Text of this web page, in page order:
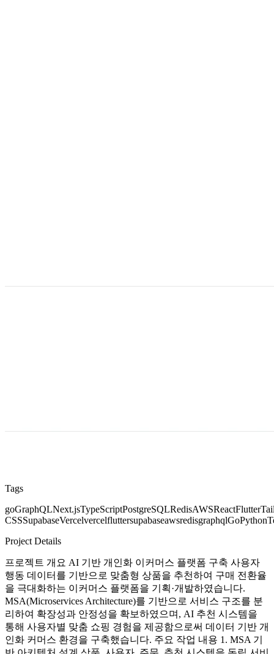
Tags
goGraphQLNext.jsTypeScriptPostgreSQLRedisAWSReactFlutter
CSSSupabaseVercelvercelfluttersupabaseawsredisgraphqlGoPython
Project Details
프로젝트 개요 AI 기반 개인화 이커머스 플랫폼 구축 사용자
행동 데이터를 기반으로 맞춤형 상품을 추천하여 구매 전환율
을 극대화하는 이커머스 플랫폼을 기획·개발하였습니다.
MSA(Microservices Architecture)를 기반으로 서비스 구조를 분
리하여 확장성과 안정성을 확보하였으며, AI 추천 시스템을
통해 사용자별 맞춤 쇼핑 경험을 제공함으로써 데이터 기반 개
인화 커머스 환경을 구축했습니다. 주요 작업 내용 1. MSA 기